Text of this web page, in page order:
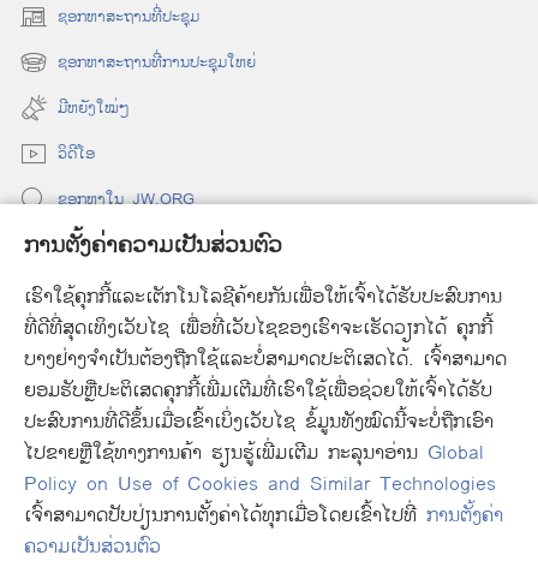
ການຕັ້ງຄ່າຄວາມເປັນສ່ວນຕົວ
ເຮົາໃຊ້ຄຸກກີ້ແລະເຕັກໂນໂລຊີຄ້າຍກັນເພື່ອໃຫ້ເຈົ້າໄດ້ຮັບປະສົບການ
ທີ່ດີທີ່ສຸດເທິງເວັບໄຊ ເພື່ອທີ່ເວັບໄຊຂອງເຮົາຈະເຮັດວຽກໄດ້ ຄຸກກີ້
ບາງຢ່າງຈຳເປັນຕ້ອງຖືກໃຊ້ແລະບໍ່ສາມາດປະຕິເສດໄດ້. ເຈົ້າສາມາດ
ຍອມຮັບຫຼືປະຕິເສດຄຸກກີ້ເພີ່ມເຕີມທີ່ເຮົາໃຊ້ເພື່ອຊ່ວຍໃຫ້ເຈົ້າໄດ້ຮັບ
ປະສົບການທີ່ດີຂຶ້ນເມື່ອເຂົ້າເບິ່ງເວັບໄຊ ຂໍ້ມູນທັງໝົດນີ້ຈະບໍ່ຖືກເອົາ
ໄປຂາຍຫຼືໃຊ້ທາງການຄ້າ ຮຽນຮູ້ເພີ່ມເຕີມ ກະລຸນາອ່ານ Global
Policy on Use of Cookies and Similar Technologies
ເຈົ້າສາມາດປັບປ່ຽນການຕັ້ງຄ່າໄດ້ທຸກເມື່ອໂດຍເຂົ້າໄປທີ່ ການຕັ້ງຄ່າ
ຄວາມເປັນສ່ວນຕົວ
ຊອກຫາສະຖານທີ່ປະຊຸມ
(
o
p
e
n
s
e
w
n
d
o
w
ຊອກຫາສະຖານທີ່ການປະຊຸມໃຫຍ່
(
p
e
s
e
w
n
o
w
ມີ​ຫຍັງ​ໃໝ່ໆ
ວິດີໂອ
ຊອກ​ຫາ​ໃນ JW.ORG
ບໍລິຈາກ
o
p
e
n
s
n
e
w
n
ຫ້ອງສະໝຸດອອນລາຍຂອງວັອດສ໌ທາວເວີ້
o
p
e
n
n
e
w
JW Hub®
o
p
e
s
n
Copyright© 2026 Watch Tower Bible and Tract Society of Pennsylvania.
ເງື່ອນໄຂການນຳໃຊ້|